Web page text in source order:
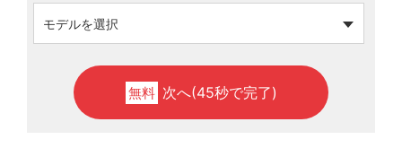
無料 次へ(45秒で完了)